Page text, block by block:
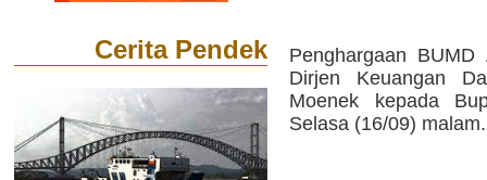
Cerita Pendek
Penghargaan
Dirjen Keuangan
Moenek kepada
Selasa (16/09) malam.